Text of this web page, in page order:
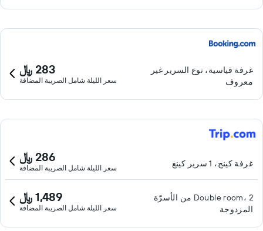
غرفة قياسية، نوع السرير غير
معروف
283 ﷼
سعر الليلة شامل الصريبة المضافة
غرفة كينج، 1 سرير كينغ 286 ﷼
سعر الليلة شامل الصريبة المضافة
Double room، 2 من الأسرّة
المزدوجة
1,489 ﷼
سعر الليلة شامل الصريبة المضافة